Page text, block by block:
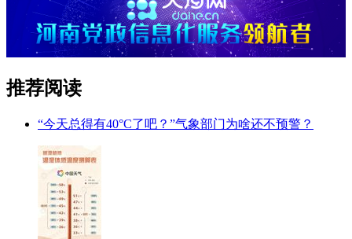
推荐阅读
“今天总得有40°C了吧？”气象部门为啥还不预警？